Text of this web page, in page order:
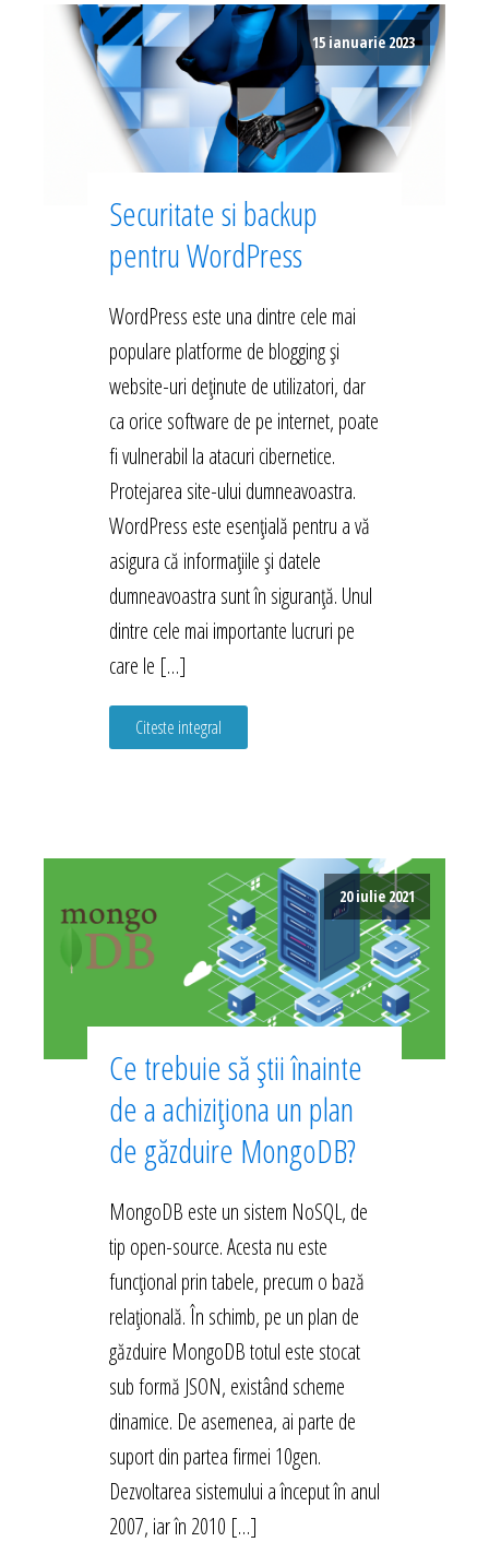
15 ianuarie 2023
Securitate si backup
pentru WordPress
WordPress este una dintre cele mai
populare platforme de blogging și
website-uri deținute de utilizatori, dar
ca orice software de pe internet, poate
fi vulnerabil la atacuri cibernetice.
Protejarea site-ului dumneavoastra.
WordPress este esențială pentru a vă
asigura că informațiile și datele
dumneavoastra sunt în siguranță. Unul
dintre cele mai importante lucruri pe
care le […]
Citeste integral
20 iulie 2021
Ce trebuie să știi înainte
de a achiziționa un plan
de găzduire MongoDB?
MongoDB este un sistem NoSQL, de
tip open-source. Acesta nu este
funcțional prin tabele, precum o bază
relațională. În schimb, pe un plan de
găzduire MongoDB totul este stocat
sub formă JSON, existând scheme
dinamice. De asemenea, ai parte de
suport din partea firmei 10gen.
Dezvoltarea sistemului a început în anul
2007, iar în 2010 […]